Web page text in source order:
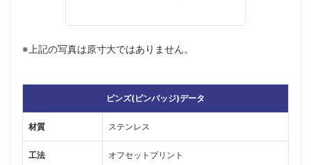
※上記の写真は原寸大ではありません。
ピンズ(ピンバッジ)データ
材質 ステンレス
工法 オフセットプリント